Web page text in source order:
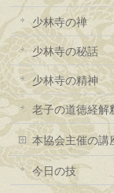
少林寺の禅
少林寺の秘話
少林寺の精神
老子の道徳経解
本協会主催の講
今日の技